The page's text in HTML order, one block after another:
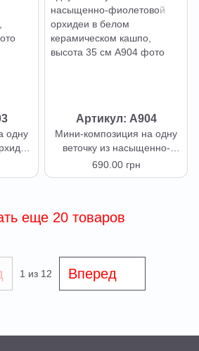
одну
см
Артикул: А904
Мини-композиция на одну
веточку из насыщенно-
фиолетовой орхидеи в
белом керамическом
690.00 грн
еще 20 товаров
1 из 12 Вперед